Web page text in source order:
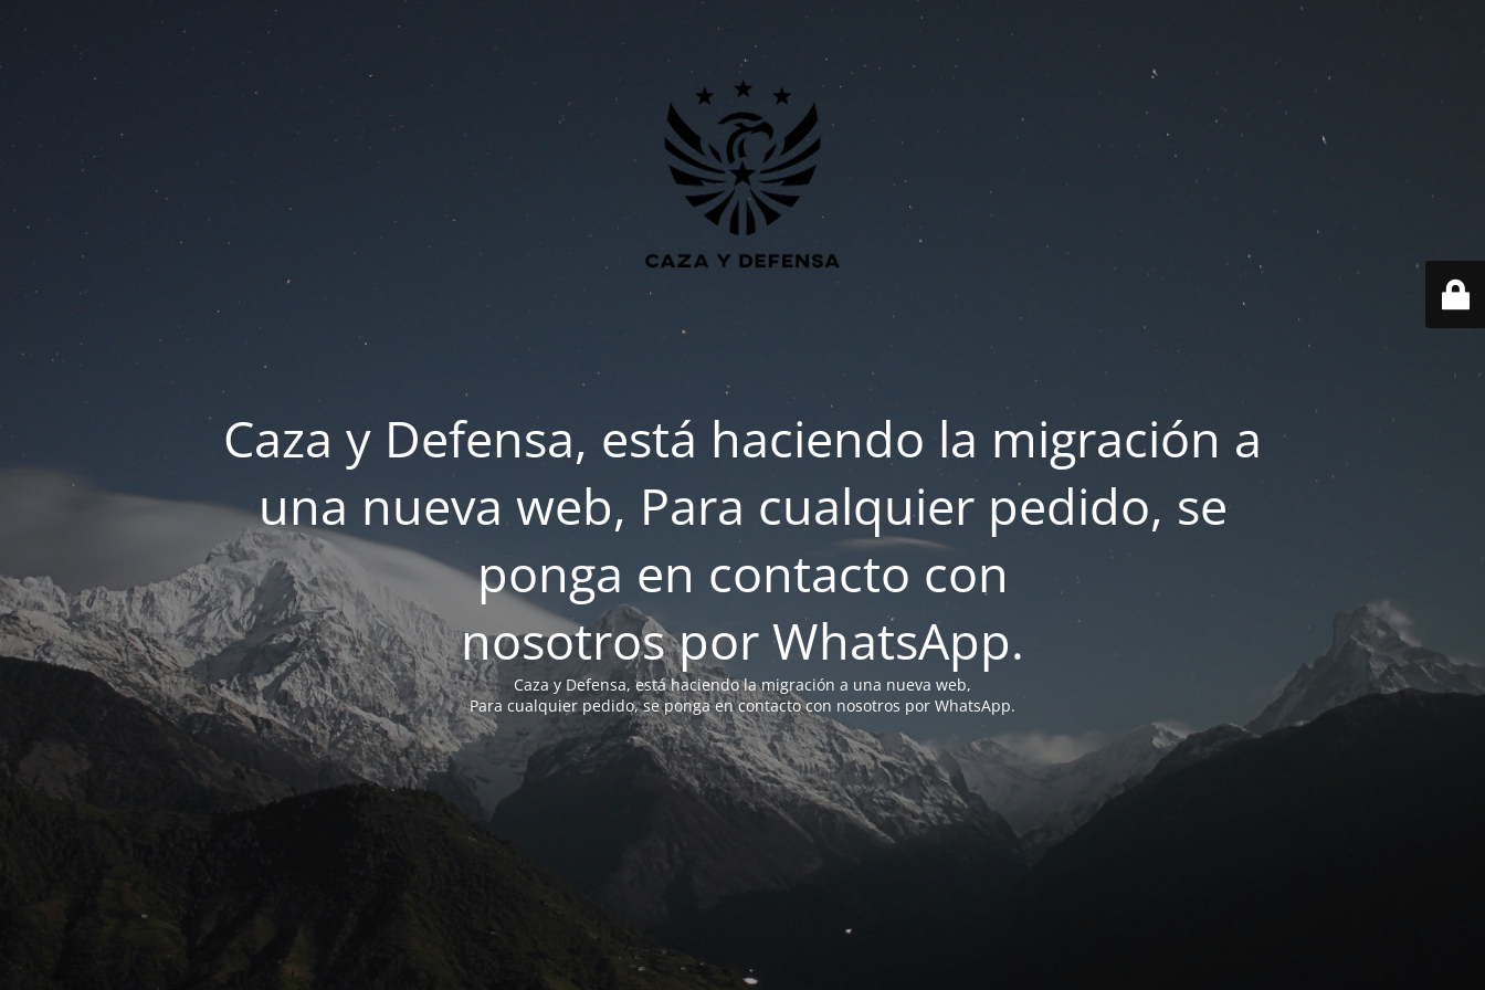
Caza y Defensa, está haciendo la migración a
una nueva web, Para cualquier pedido, se
ponga en contacto con
nosotros por WhatsApp.
Caza y Defensa, está haciendo la migración a una nueva web,
Para cualquier pedido, se ponga en contacto con nosotros por WhatsApp.